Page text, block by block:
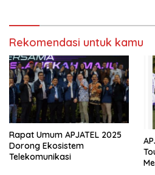
Rekomendasi untuk kamu
Rapat Umum APJATEL 2025
Dorong Ekosistem
Telekomunikasi